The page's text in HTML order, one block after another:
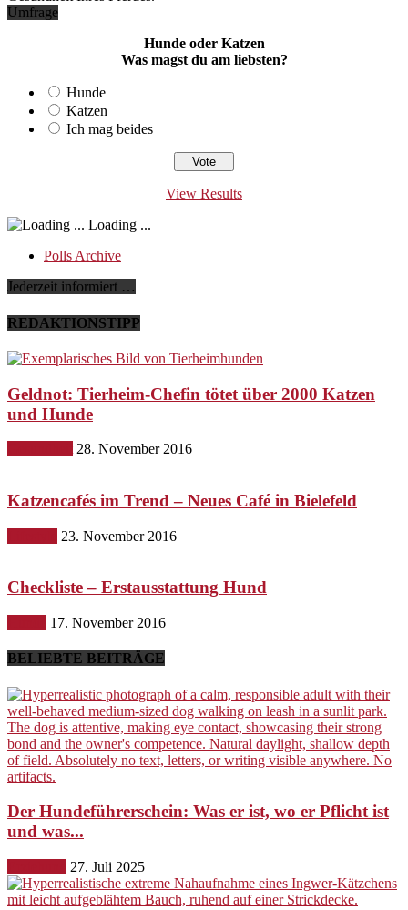
Umfrage
Hunde oder Katzen
Was magst du am liebsten?
Hunde
Katzen
Ich mag beides
View Results
Loading ...
Polls Archive
Jederzeit informiert …
REDAKTIONSTIPP
Geldnot: Tierheim-Chefin tötet über 2000 Katzen
und Hunde
28. November 2016
Katzencafés im Trend – Neues Café in Bielefeld
23. November 2016
Checkliste – Erstausstattung Hund
17. November 2016
BELIEBTE BEITRÄGE
Der Hundeführerschein: Was er ist, wo er Pflicht ist
und was...
27. Juli 2025